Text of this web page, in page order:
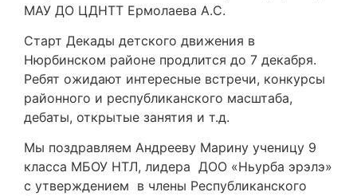
МАУ ДО ЦДНТТ Ермолаева А.С.
Старт Декады детского движения в
Нюрбинском районе продлится до 7 декабря.
Ребят ожидают интересные встречи, конкурсы
районного и республиканского масштаба,
дебаты, открытые занятия и т.д.
Мы поздравляем Андрееву Марину ученицу 9
класса МБОУ НТЛ, лидера ДОО «Ньурба эрэлэ»
с утверждением в члены Республиканского